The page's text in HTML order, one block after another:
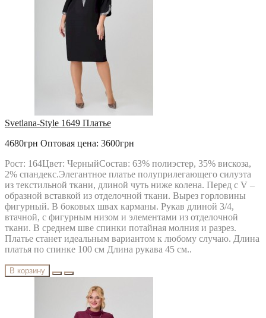
Svetlana-Style 1649 Платье
4680грн Оптовая цена: 3600грн
Рост: 164Цвет: ЧерныйСостав: 63% полиэстер, 35% вискоза,
2% спандекс.Элегантное платье полуприлегающего силуэта
из текстильной ткани, длиной чуть ниже колена. Перед c V –
образной вставкой из отделочной ткани. Вырез горловины
фигурный. В боковых швах карманы. Рукав длиной 3/4,
втачной, с фигурным низом и элементами из отделочной
ткани. В среднем шве спинки потайная молния и разрез.
Платье станет идеальным вариантом к любому случаю. Длина
платья по спинке 100 см Длина рукава 45 см..
В корзину